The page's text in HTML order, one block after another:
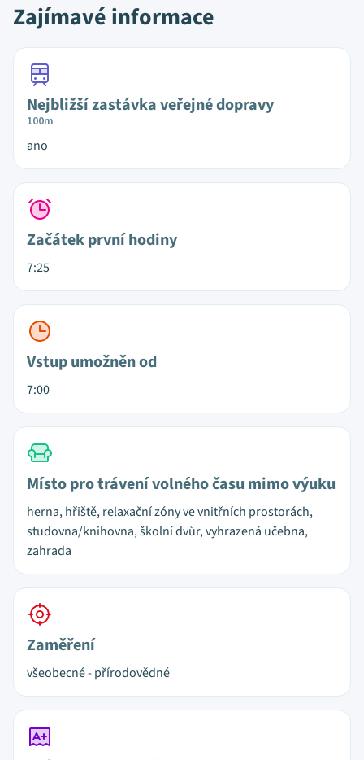
Zajímavé informace
Nejbližší zastávka veřejné dopravy
100m
ano
Začátek první hodiny
7:25
Vstup umožněn od
7:00
Místo pro trávení volného času mimo výuku
herna, hřiště, relaxační zóny ve vnitřních prostorách,
studovna/knihovna, školní dvůr, vyhrazená učebna,
zahrada
Zaměření
všeobecné - přírodovědné